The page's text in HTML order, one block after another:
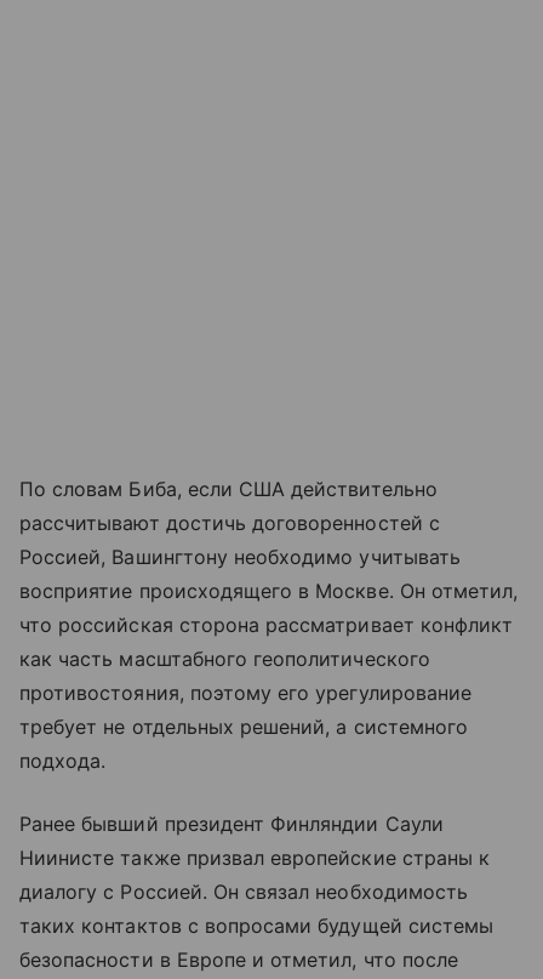
По словам Биба, если США действительно
рассчитывают достичь договоренностей с
Россией, Вашингтону необходимо учитывать
восприятие происходящего в Москве. Он отметил,
что российская сторона рассматривает конфликт
как часть масштабного геополитического
противостояния, поэтому его урегулирование
требует не отдельных решений, а системного
подхода.
Ранее бывший президент Финляндии Саули
Ниинисте также призвал европейские страны к
диалогу с Россией. Он связал необходимость
таких контактов с вопросами будущей системы
безопасности в Европе и отметил, что после